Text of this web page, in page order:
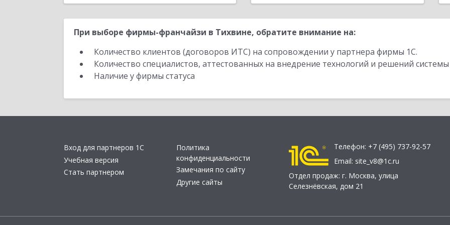
При выборе фирмы-франчайзи в Тихвине, обратите внимание на:
Количество клиентов (договоров ИТС) на сопровождении у партнера фирмы 1С.
Количество специалистов, аттестованных на внедрение технологий и решений
Наличие у фирмы статуса
Вход для партнеров 1С
Учебная версия
Стать партнером
Политика
конфиденциальности
Замечания по сайту
Другие сайты
Телефон: +7 (495) 737-92-57
Email: site_v8@1c.ru
Отдел продаж: г. Москва, улица
Селезнёвская, дом 21